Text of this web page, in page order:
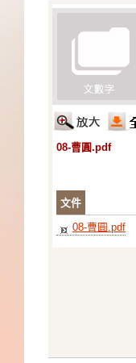
08-曹圓.pdf
文件
08-曹圓.pdf